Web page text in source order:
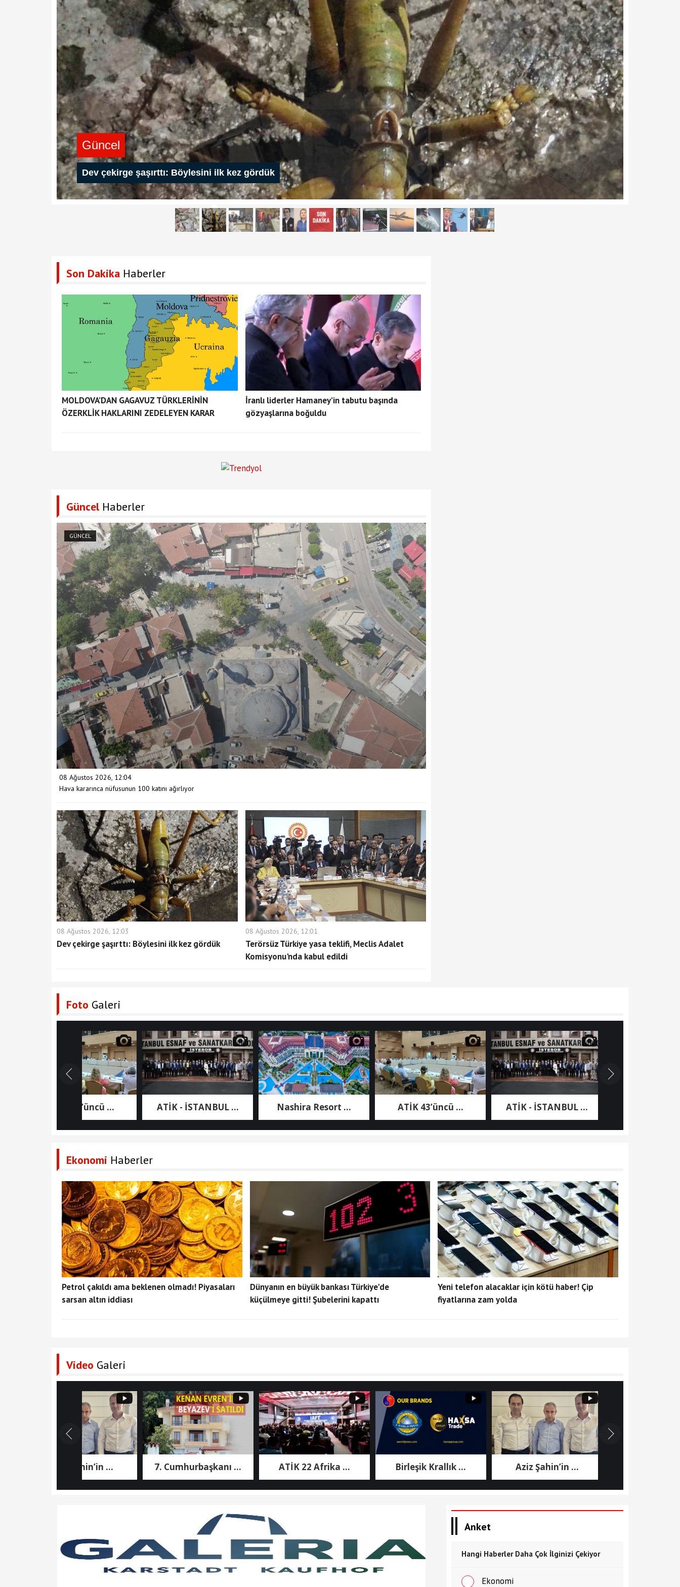
Güncel
Dev çekirge şaşırttı: Böylesini ilk kez gördük
Son Dakika Haberler
MOLDOVA’DAN GAGAVUZ TÜRKLERİNİN
ÖZERKLİK HAKLARINI ZEDELEYEN KARAR
İranlı liderler Hamaney’in tabutu başında
gözyaşlarına boğuldu
GüncelHaberler
GÜNCEL
08 Ağustos 2026, 12:04
Hava kararınca nüfusunun 100 katını ağırlıyor
08 Ağustos 2026, 12:03
Dev çekirge şaşırttı: Böylesini ilk kez gördük
08 Ağustos 2026, 12:01
Terörsüz Türkiye yasa teklifi, Meclis Adalet
Komisyonu'nda kabul edildi
Foto Galeri
ATİK 43’üncü ... ATİK - İSTANBUL ... Nashira Resort ... ATİK 43’üncü ... ATİK - İSTANBUL ...
Ekonomi Haberler
Petrol çakıldı ama beklenen olmadı! Piyasaları
sarsan altın iddiası
Dünyanın en büyük bankası Türkiye'de
küçülmeye gitti! Şubelerini kapattı
Yeni telefon alacaklar için kötü haber! Çip
fiyatlarına zam yolda
Video Galeri
Aziz Şahin’in ... 7. Cumhurbaşkanı ... ATİK 22 Afrika ... Birleşik Krallık ... Aziz Şahin’in ...
Anket
Hangi Haberler Daha Çok İlginizi Çekiyor
Ekonomi